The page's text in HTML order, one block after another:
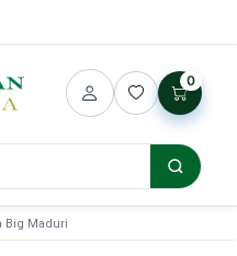
0
Big Maduri